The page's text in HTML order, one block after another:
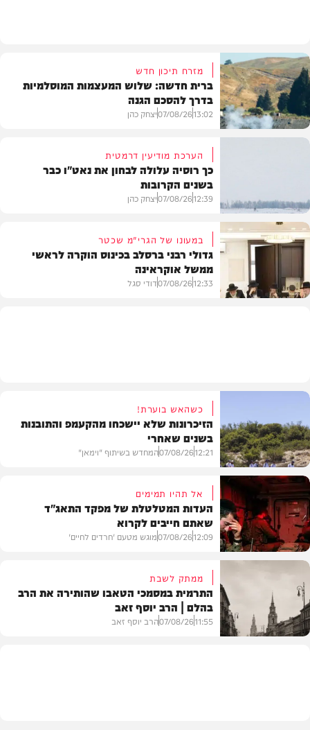
מזרח תיכון חדש
ברית חדשה: שלוש המעצמות המוסלמיות
בדרך להסכם הגנה
13:02
07/08/26יצחק כהן
הערכת מודיעין דרמטית
כך רוסיה עלולה לבחון את נאט"ו כבר
בשנים הקרובות
12:39
07/08/26יצחק כהן
במעונו של הגרי"מ שכטר
גדולי רבני ברסלב בכינוס הוקרה לראשי
ממשל אוקראינה
12:33
07/08/26דודי סגל
וידאו
כשהאש בוערת!
הזיכרונות שלא יישכחו מהקעמפ והתובנות
בשנים שאחרי
12:21
07/08/26המחדש בשיתוף "וימאן"
דעות
אל תהיו תמימים
העדות המטלטלת של מפקד התאג"ד
שאתם חייבים לקרוא
12:09
07/08/26מוגש מטעם 'חרדים לחיים'
ממתק לשבת
התרמית במסמכי הטאבו שהותירה את הרב
בהלם | הרב יוסף זאב
11:55
07/08/26הרב יוסף זאב